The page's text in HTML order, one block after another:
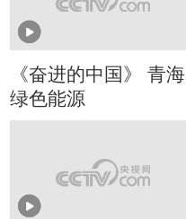
《奋进的中国》 青海
绿色能源